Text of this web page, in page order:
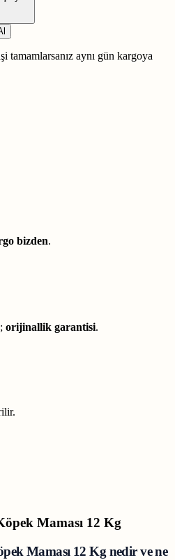
tamamlarsanız aynı gün kargoya
bizden.
orijinallik garantisi.
Maması 12 Kg
Maması 12 Kg nedir ve ne